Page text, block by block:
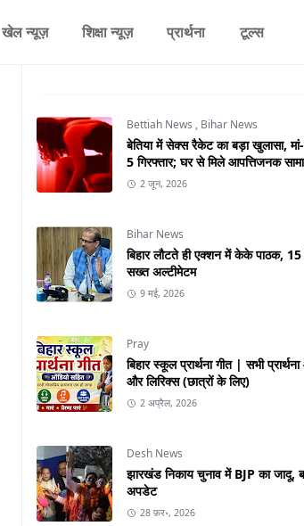
खेल न्यूज़ शिक्षा न्यूज़ प्रार्थना टूल्स
Bettiah News , Bihar News
बेतिया में सेक्स रैकेट का बड़ा खुलासा,
5 गिरफ्तार; घर से मिले आपत्तिजनक
2 जून, 2026
Bihar News
बिहार लौटते ही एक्शन में केके पाठक, 15
सख्त अल्टीमेटम
9 मई, 2026
Pray
बिहार स्कूल प्रार्थना गीत | सभी
और लिरिक्स (छात्रों के लिए)
2 अप्रैल, 2026
Desh News
झारखंड निकाय चुनाव में BJP का जादू,
अपडेट
28 फ़र॰, 2026